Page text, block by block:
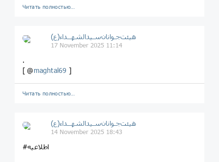
Читать полностью…
هیئت‌جـوانان‌سـیدالشهــداء(ع)
17 November 2025 11:14
.
[ @maghtal69 ]
Читать полностью…
هیئت‌جـوانان‌سـیدالشهــداء(ع)
14 November 2025 18:43
#اطلاعیه